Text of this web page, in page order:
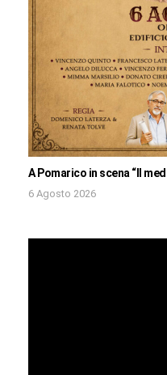
A Pomarico in scena “Il
6 Agosto 2026